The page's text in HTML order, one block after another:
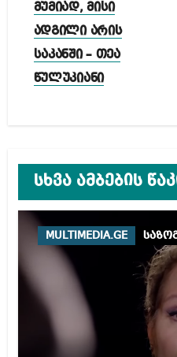
მუმიად, მისი
ადგილი არის
საკანში – თეა
წულუკიანი
სხვა ამბების
MULTIMEDIA.GE